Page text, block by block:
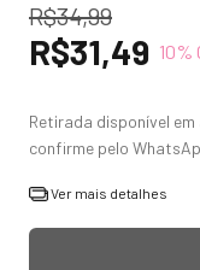
R$34,99
R$31,49 10%
Ver mais detalhes